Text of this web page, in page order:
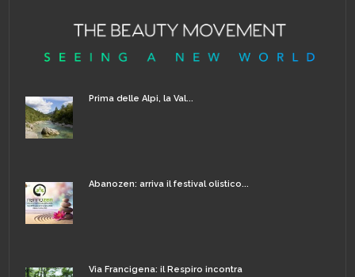
Prima delle Alpi, la Val...
Abanozen: arriva il festival olistico...
Via Francigena: il Respiro incontra